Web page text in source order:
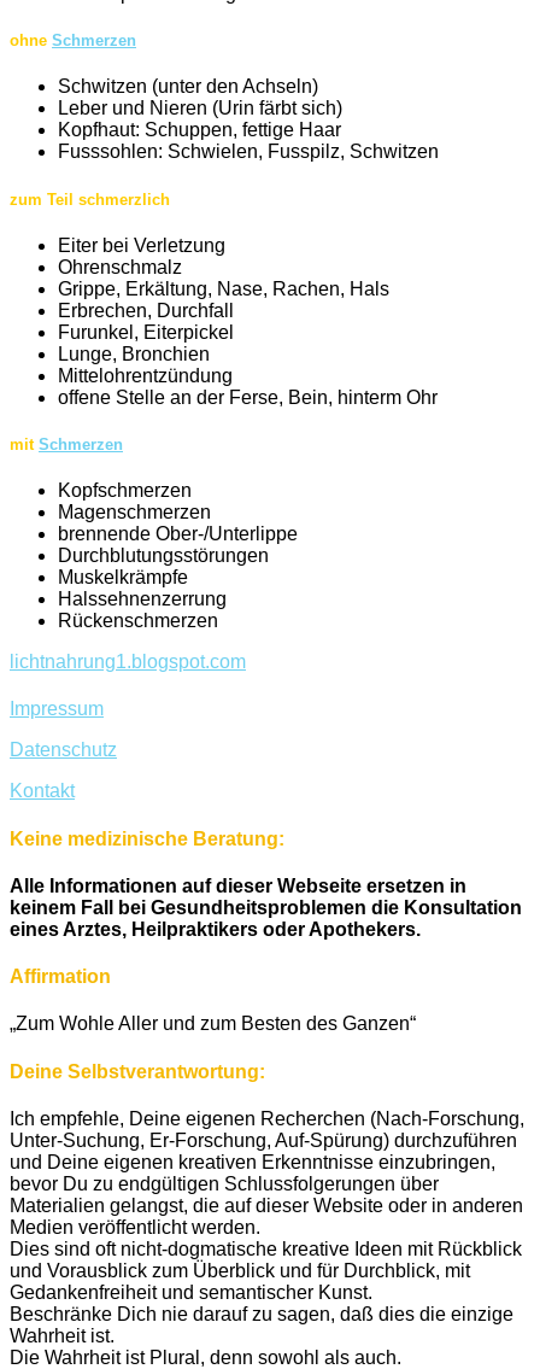
ohne Schmerzen
Schwitzen (unter den Achseln)
Leber und Nieren (Urin färbt sich)
Kopfhaut: Schuppen, fettige Haar
Fusssohlen: Schwielen, Fusspilz, Schwitzen
zum Teil schmerzlich
Eiter bei Verletzung
Ohrenschmalz
Grippe, Erkältung, Nase, Rachen, Hals
Erbrechen, Durchfall
Furunkel, Eiterpickel
Lunge, Bronchien
Mittelohrentzündung
offene Stelle an der Ferse, Bein, hinterm Ohr
mit Schmerzen
Kopfschmerzen
Magenschmerzen
brennende Ober-/Unterlippe
Durchblutungsstörungen
Muskelkrämpfe
Halssehnenzerrung
Rückenschmerzen
lichtnahrung1.blogspot.com
Impressum
Datenschutz
Kontakt
Keine medizinische Beratung:
Alle Informationen auf dieser Webseite ersetzen in
keinem Fall bei Gesundheitsproblemen die Konsultation
eines Arztes, Heilpraktikers oder Apothekers.
Affirmation
„Zum Wohle Aller und zum Besten des Ganzen“
Deine Selbstverantwortung:
Ich empfehle, Deine eigenen Recherchen (Nach-Forschung,
Unter-Suchung, Er-Forschung, Auf-Spürung) durchzuführen
und Deine eigenen kreativen Erkenntnisse einzubringen,
bevor Du zu endgültigen Schlussfolgerungen über
Materialien gelangst, die auf dieser Website oder in anderen
Medien veröffentlicht werden.
Dies sind oft nicht-dogmatische kreative Ideen mit Rückblick
und Vorausblick zum Überblick und für Durchblick, mit
Gedankenfreiheit und semantischer Kunst.
Beschränke Dich nie darauf zu sagen, daß dies die einzige
Wahrheit ist.
Die Wahrheit ist Plural, denn sowohl als auch.